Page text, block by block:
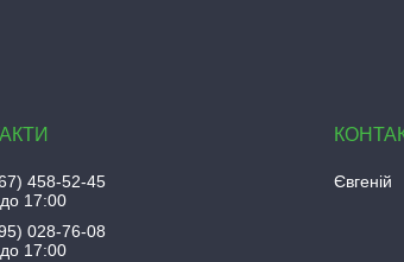
458-52-45
17:00
028-76-08
17:00
Євгеній